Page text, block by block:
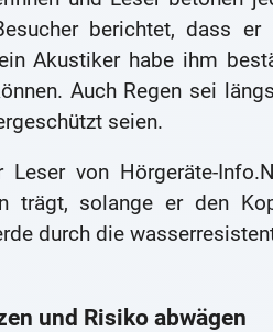
berichtet, dass
Akustiker habe ihm
Auch Regen sei
seien.
Leser von Hörgeräte-
trägt, solange er den
durch die
und Risiko abwägen